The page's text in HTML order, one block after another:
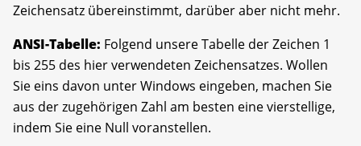
Zeichensatz übereinstimmt, darüber aber nicht mehr.
ANSI-Tabelle: Folgend unsere Tabelle der Zeichen 1
bis 255 des hier verwendeten Zeichensatzes. Wollen
Sie eins davon unter Windows eingeben, machen Sie
aus der zugehörigen Zahl am besten eine vierstellige,
indem Sie eine Null voranstellen.